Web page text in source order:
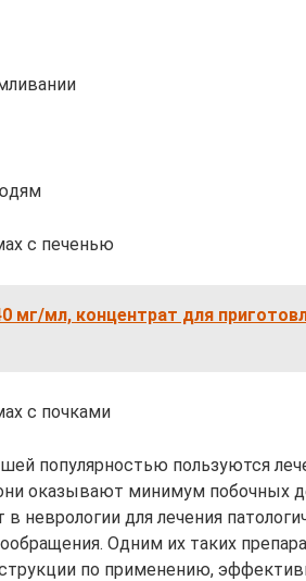
с печенью
мг/мл, концентрат для
с почками
популярностью пользуются
оказывают минимум побочных
неврологии для лечения
Одним их таких
по применению,